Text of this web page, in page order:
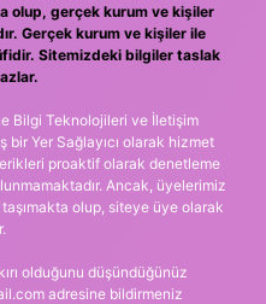
olup, gerçek kurum ve kişiler
Gerçek kurum ve kişiler ile
Sitemizdeki bilgiler taslak
Bilgi Teknolojileri ve İletişim
bir Yer Sağlayıcı olarak hizmet
proaktif olarak denetleme
Ancak, üyelerimiz
olup, siteye üye olarak
olduğunu düşündüğünüz
adresine bildirmeniz